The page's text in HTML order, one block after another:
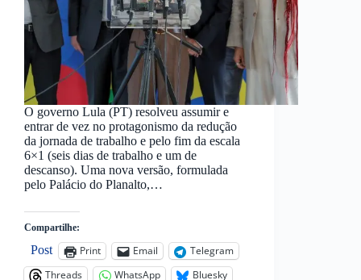
O governo Lula (PT) resolveu assumir e
entrar de vez no protagonismo da redução
da jornada de trabalho e pelo fim da escala
6×1 (seis dias de trabalho e um de
descanso). Uma nova versão, formulada
pelo Palácio do Planalto,…
Compartilhe:
Post Print Email
Telegram
Threads
WhatsApp Bluesky